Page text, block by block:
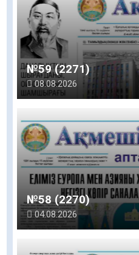
№59 (2271)
08.08.2026
№58 (2270)
04.08.2026